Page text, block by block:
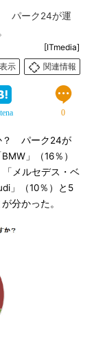
パーク24が運
[ITmedia]
示
関連情報
0
？ パーク24が
」（16％）
メルセデス・ベ
」（10％）と5
分かった。